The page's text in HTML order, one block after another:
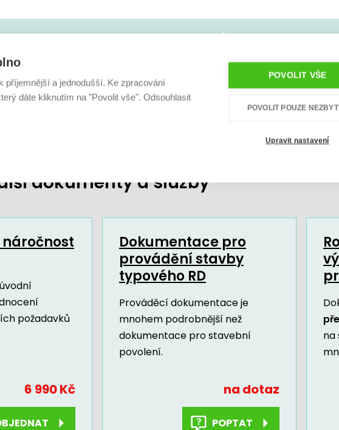
nebo poradit?
236 160 333
SJEDNEJTE SI
dokumenty a služby
požadavků
6 990 Kč
Dokumentace pro
provádění stavby
typového RD
Prováděcí dokumentace je
mnohem podrobnější než
dokumentace pro stavební
povolení.
na dotaz
POPTAT
na
příjemnější a jednodušší. Ke zpracování
dáte kliknutím na "Povolit vše". Odsouhlasit
POVOLIT VŠE
POVOLIT POUZE
Upravit nastavení